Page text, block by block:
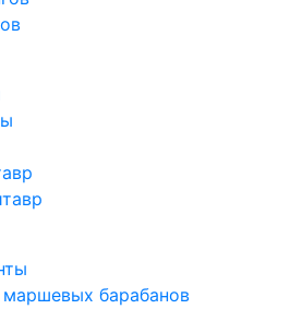
барабанов